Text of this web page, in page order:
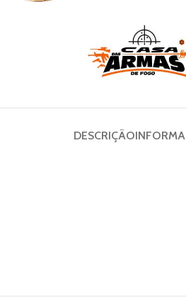
DESCRIÇÃO